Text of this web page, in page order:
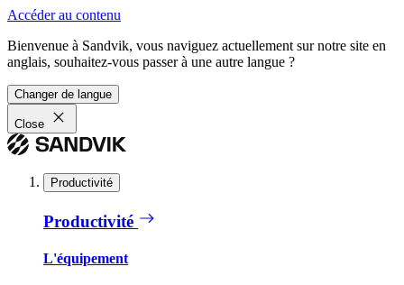
Accéder au contenu
Bienvenue à Sandvik, vous naviguez actuellement sur notre site en
anglais, souhaitez-vous passer à une autre langue ?
Changer de langue
Close
Productivité
Productivité
L'équipement